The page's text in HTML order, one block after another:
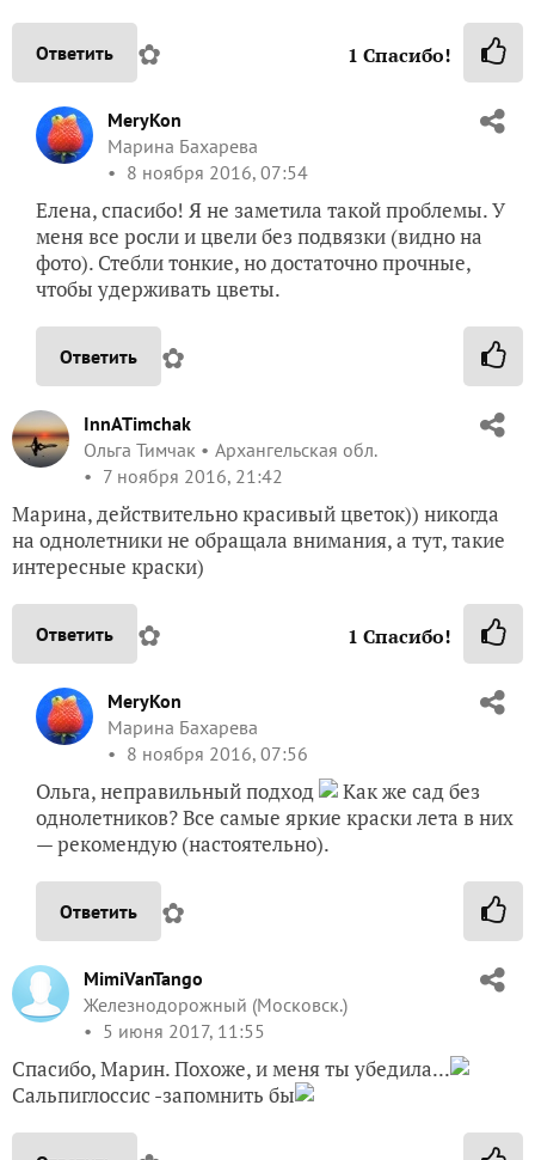
Ответить ✿ 1 Спасибо!
MeryKon
Марина Бахарева
8 ноября 2016, 07:54
Елена, спасибо! Я не заметила такой проблемы. У
меня все росли и цвели без подвязки (видно на
фото). Стебли тонкие, но достаточно прочные,
чтобы удерживать цветы.
Ответить ✿
InnATimchak
Ольга Тимчак
Архангельская обл.
7 ноября 2016, 21:42
Марина, действительно красивый цветок)) никогда
на однолетники не обращала внимания, а тут, такие
интересные краски)
Ответить ✿ 1 Спасибо!
MeryKon
Марина Бахарева
8 ноября 2016, 07:56
Ольга, неправильный подход
Как же сад без
однолетников? Все самые яркие краски лета в них
— рекомендую (настоятельно).
Ответить ✿
MimiVanTango
Железнодорожный (Московск.)
5 июня 2017, 11:55
Спасибо, Марин. Похоже, и меня ты убедила...
Сальпиглоссис -запомнить бы